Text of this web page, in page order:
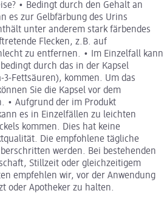
• Bedingt durch den Gehalt an
es zur Gelbfärbung des Urins
unter anderem stark färbendes
Flecken, z.B. auf
zu entfernen. • Im Einzelfall kann
durch das in der Kapsel
Fettsäuren), kommen. Um das
Sie die Kapsel vor dem
• Aufgrund der im Produkt
es in Einzelfällen zu leichten
kommen. Dies hat keine
Die empfohlene tägliche
werden. Bei bestehenden
Stillzeit oder gleichzeitigem
empfehlen wir, vor der Anwendung
oder Apotheker zu halten.